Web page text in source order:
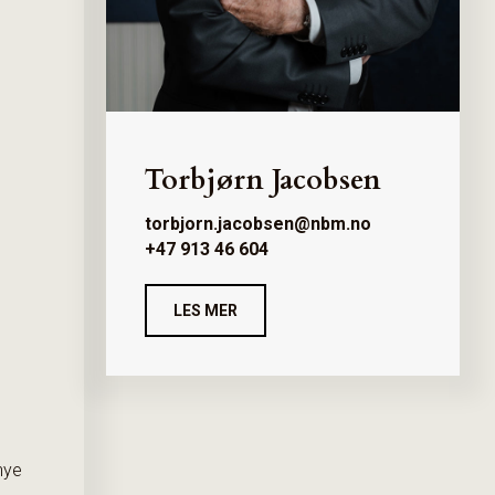
Torbjørn Jacobsen
torbjorn.jacobsen@nbm.no
+47 913 46 604
LES MER